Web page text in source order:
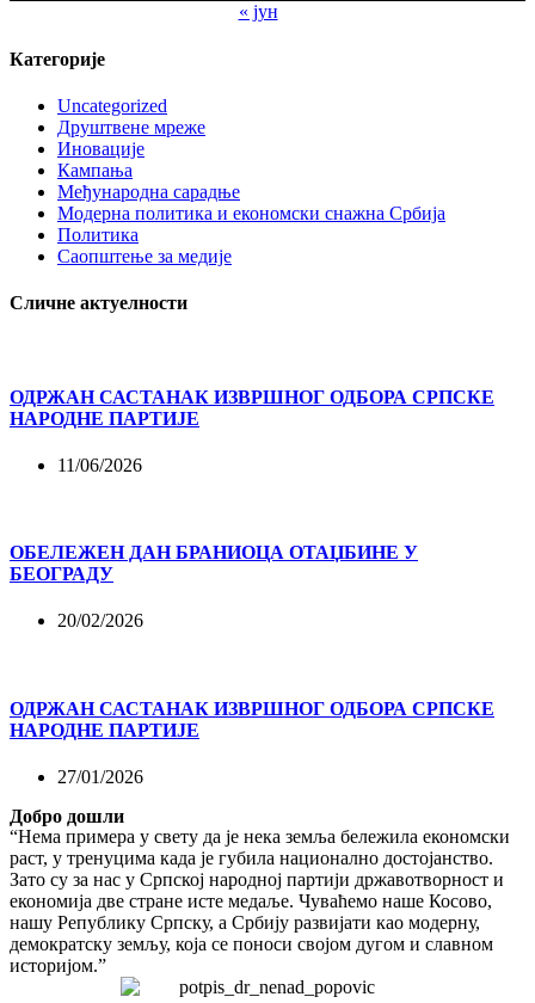
« јун
Категорије
Uncategorized
Друштвене мреже
Иновације
Кампања
Међународна сарадње
Модерна политика и економски снажна Србија
Политика
Саопштење за медије
Сличне актуелности
ОДРЖАН САСТАНАК ИЗВРШНОГ ОДБОРА СРПСКЕ
НАРОДНЕ ПАРТИЈЕ
11/06/2026
ОБЕЛЕЖЕН ДАН БРАНИОЦА ОТАЏБИНЕ У
БЕОГРАДУ
20/02/2026
ОДРЖАН САСТАНАК ИЗВРШНОГ ОДБОРА СРПСКЕ
НАРОДНЕ ПАРТИЈЕ
27/01/2026
Добро дошли
“Нема примера у свету да је нека земља бележила економски
раст, у тренуцима када је губила национално достојанство.
Зато су за нас у Српској народној партији државотворност и
економија две стране исте медаље. Чуваћемо наше Косово,
нашу Републику Српску, а Србију развијати као модерну,
демократску земљу, која се поноси својом дугом и славном
историјом.”